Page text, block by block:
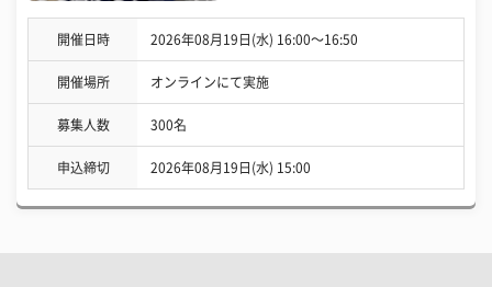
開催日時 2026年08月19日(水) 16:00〜16:50
開催場所 オンラインにて実施
募集人数 300名
申込締切 2026年08月19日(水) 15:00